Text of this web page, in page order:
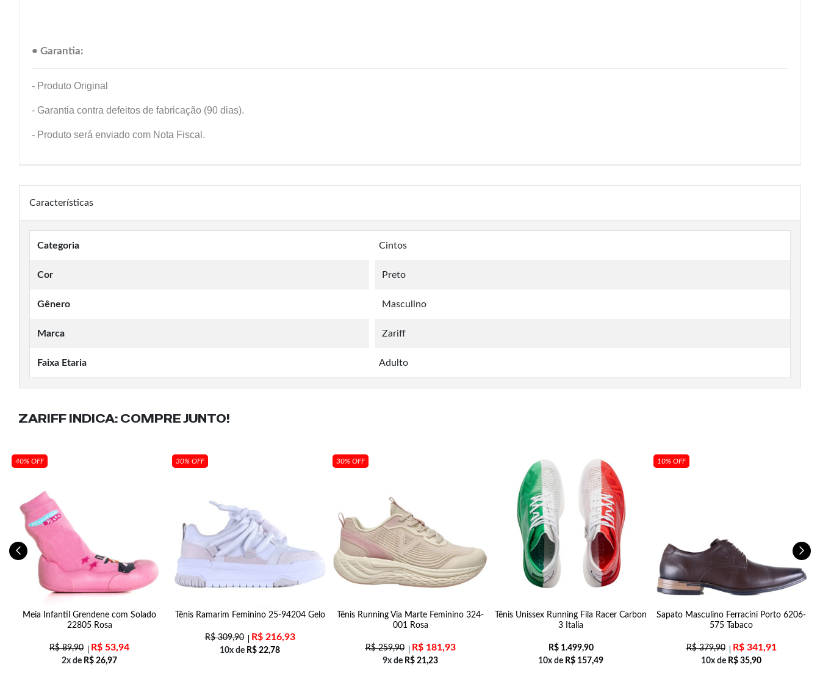
• Garantia:
- Produto Original
- Garantia contra defeitos de fabricação (90 dias).
- Produto será enviado com Nota Fiscal.
Características
Categoria Cintos
Cor Preto
Gênero Masculino
Marca Zariff
Faixa Etaria Adulto
ZARIFF INDICA: COMPRE JUNTO!
40% OFF
Meia Infantil Grendene com Solado
22805 Rosa
R$89,90 R$ 53,94
2x de R$ 26,97
30% OFF
Tênis Ramarim Feminino 25-94204 Gelo
R$309,90 R$216,93
10x de R$ 22,78
30% OFF
Tênis Running Via Marte Feminino 324-
001 Rosa
R$259,90 R$181,93
9x de R$ 21,23
Tênis Unissex Running Fila Racer Carbon
3 Italia
R$1.499,90
10x de R$ 157,49
10% OFF
Sapato Masculino Ferracini Porto 6206-
575 Tabaco
R$379,90 R$341,91
10x de R$ 35,90